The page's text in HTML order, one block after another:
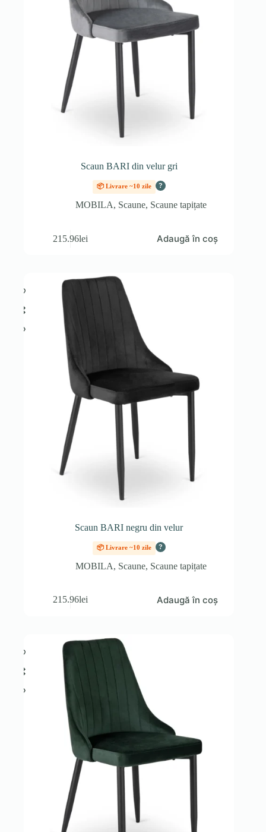
Scaun BARI din velur gri
📦 Livrare ~10 zile ?
MOBILA, Scaune, Scaune tapițate
215.96lei Adaugă în coș
Scaun BARI negru din velur
📦 Livrare ~10 zile ?
MOBILA, Scaune, Scaune tapițate
215.96lei Adaugă în coș